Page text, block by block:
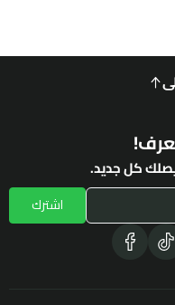
كل جديد.
اشترك